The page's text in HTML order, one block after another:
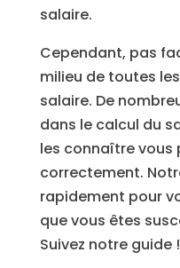
salaire.
Cependant, pas
milieu de toutes
salaire. De
dans le calcul du
les connaître vous
correctement.
rapidement pour
que vous êtes
Suivez notre guide !